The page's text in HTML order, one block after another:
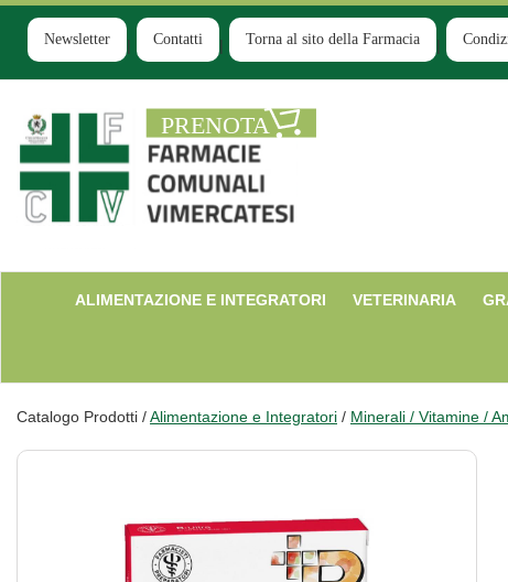
Passa
contenuto
principale
Newsletter Contatti Torna al sito della Farmacia
Farmacia
Comunale
ALIMENTAZIONE E INTEGRATORI VETERINARIA
Catalogo Prodotti /Alimentazione e Integratori / Minerali / Vitamine /